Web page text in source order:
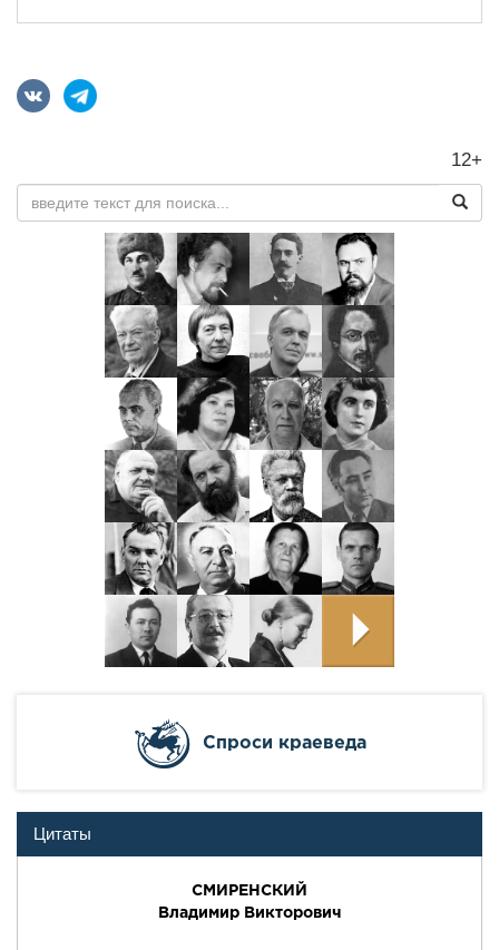
12+
Cпроси краеведа
Цитаты
СМИРЕНСКИЙ
Владимир Викторович